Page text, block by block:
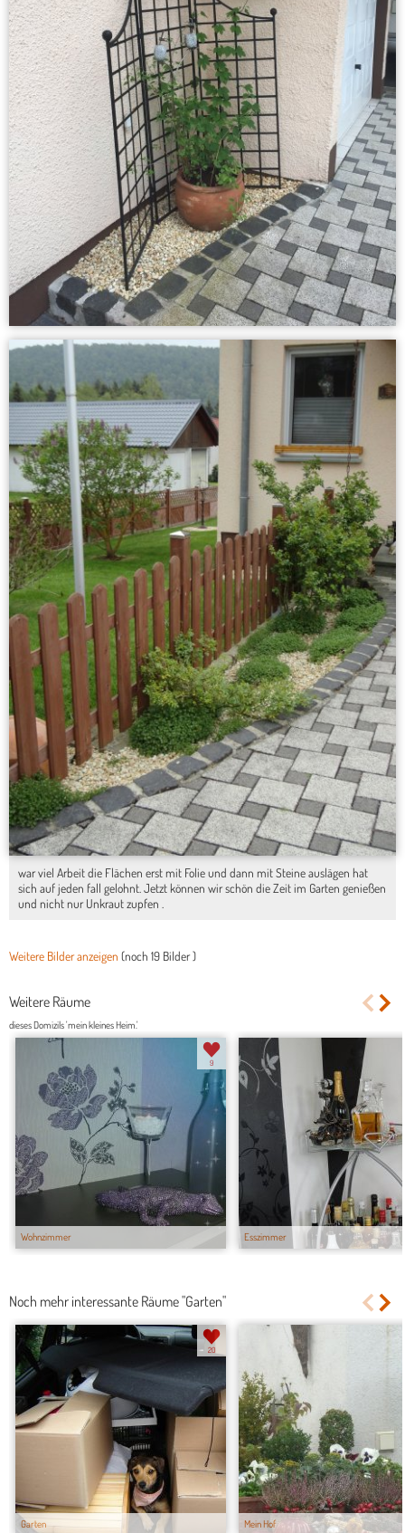
war viel Arbeit die Flächen erst mit Folie und dann mit Steine auslägen hat
sich auf jeden fall gelohnt. Jetzt können wir schön die Zeit im Garten genießen
und nicht nur Unkraut zupfen .
Weitere Bilder anzeigen (noch 19 Bilder)
Weitere Räume
dieses Domizils 'mein kleines Heim.'
Wohnzimmer
9
Esszimmer
Noch mehr interessante Räume "Garten"
Garten
20
Mein Hof